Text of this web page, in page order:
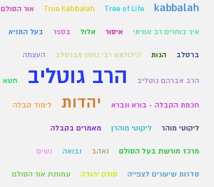
kabbalah
Tree of Life
True Kabbalah אור הסולם
איך בוחרים רב אמיתי איסור אלול בספר בעל התניא
ברסלב הגות הילולתא רבי נחמן מברסלב העצמה
הרב אברהם גוטליב הרב גוטליב חטא
חכמת הקבלה - בורא ונברא יהדות לימוד קבלה
ליקוטי מוהר ליקוטי מוהרן מאמרים בקבלה
מרכז מורשת בעל הסולם נאהב נבואה נשים
סדרות שיעורים לצפייה סולם יהודה עמותת אור הסולם